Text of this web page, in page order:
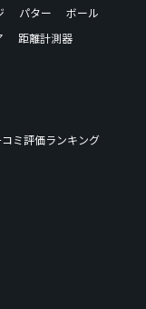
パター
ボール
距離計測器
ミ評価ランキング